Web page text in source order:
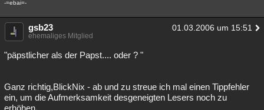
-=ebai=-
gsb23 01.03.2006 um 15:51
ehemaliges Mitglied
"päpstlicher als der Papst.... oder ? "
Ganz richtig,BlickNix - ab und zu streue ich mal einen Tippfehler
ein, um die Aufmerksamkeit desgeneigten Lesers noch zu
erhöhen.